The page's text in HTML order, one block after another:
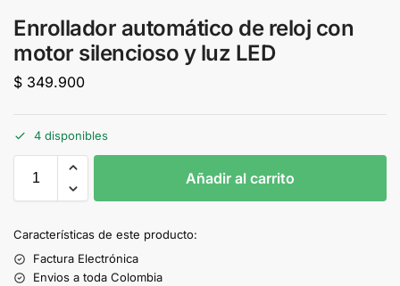
Enrollador automático de reloj con
motor silencioso y luz LED
$ 349.900
4 disponibles
Añadir al carrito
Características de este producto:
Factura Electrónica
Envios a toda Colombia